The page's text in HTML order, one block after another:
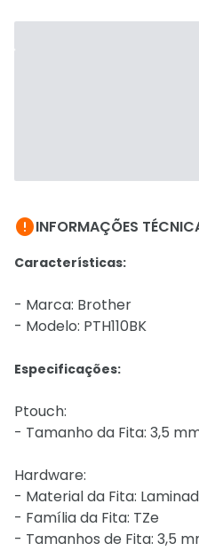
INFORMAÇÕES
Características:
- Marca: Brother
- Modelo: PTH110BK
Especificações:
Ptouch:
- Tamanho da Fita: 3,5
Hardware:
- Material da Fita:
- Família da Fita: TZe
- Tamanhos de Fita: 3,5